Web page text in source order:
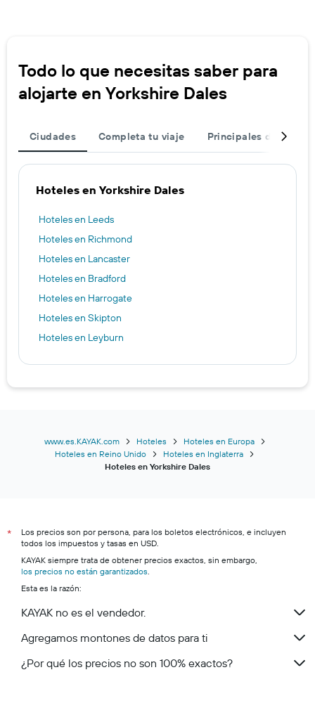
Todo lo que necesitas saber para
alojarte en Yorkshire Dales
Ciudades Completa tu viaje Principales destinos
Hoteles en Yorkshire Dales
Hoteles en Leeds
Hoteles en Richmond
Hoteles en Lancaster
Hoteles en Bradford
Hoteles en Harrogate
Hoteles en Skipton
Hoteles en Leyburn
www.es.KAYAK.com Hoteles
Hoteles en Europa
Hoteles en Reino Unido
Hoteles en Inglaterra
Hoteles en Yorkshire Dales
*
Los precios son por persona, para los boletos electrónicos, e incluyen
todos los impuestos y tasas en USD.
KAYAK siempre trata de obtener precios exactos, sin embargo,
los precios no están garantizados.
Esta es la razón:
KAYAK no es el vendedor.
Agregamos montones de datos para ti
¿Por qué los precios no son 100% exactos?